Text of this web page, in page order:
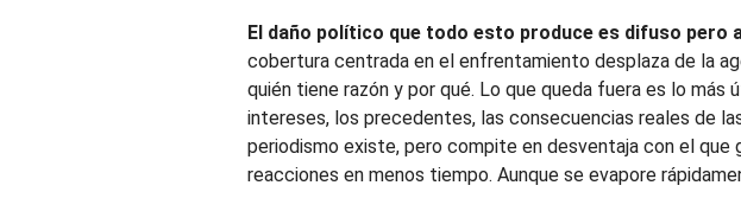
El daño político que todo esto produce es difuso pero
cobertura centrada en el enfrentamiento desplaza de la
quién tiene razón y por qué. Lo que queda fuera es lo más
intereses, los precedentes, las consecuencias reales de
periodismo existe, pero compite en desventaja con el que
reacciones en menos tiempo. Aunque se evapore